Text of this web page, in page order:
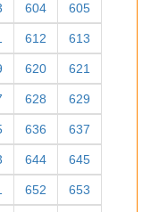
604 605
612 613
620 621
628 629
636 637
644 645
652 653